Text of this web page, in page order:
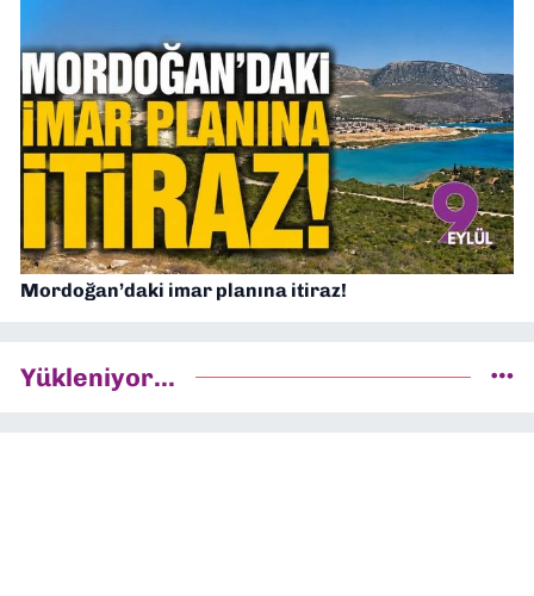
Mordoğan’daki imar planına itiraz!
Yükleniyor...